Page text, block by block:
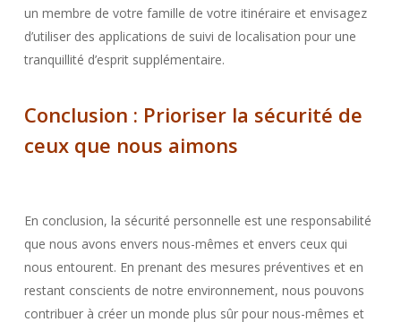
un membre de votre famille de votre itinéraire et envisagez
d’utiliser des applications de suivi de localisation pour une
tranquillité d’esprit supplémentaire.
Conclusion : Prioriser la sécurité de
ceux que nous aimons
En conclusion, la sécurité personnelle est une responsabilité
que nous avons envers nous-mêmes et envers ceux qui
nous entourent. En prenant des mesures préventives et en
restant conscients de notre environnement, nous pouvons
contribuer à créer un monde plus sûr pour nous-mêmes et